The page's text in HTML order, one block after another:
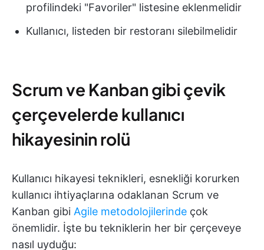
profilindeki "Favoriler" listesine eklenmelidir
Kullanıcı, listeden bir restoranı silebilmelidir
Scrum ve Kanban gibi çevik
çerçevelerde kullanıcı
hikayesinin rolü
Kullanıcı hikayesi teknikleri, esnekliği korurken
kullanıcı ihtiyaçlarına odaklanan Scrum ve
Kanban gibi Agile metodolojilerinde çok
önemlidir. İşte bu tekniklerin her bir çerçeveye
nasıl uyduğu: